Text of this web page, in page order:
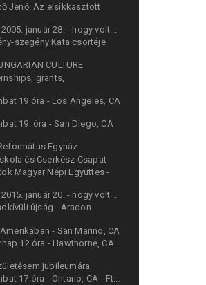
Jenő: Az elsikkasztott
január 28. - hogy volt...
szegény Kata csörtéje
CULTURE
grants,
19 óra - Los Angeles, CA
19. óra - San Diego, CA
Egyház
és Cserkész Csapat
Magyar Népi Együttes -
január 20. - hogy volt...
újság - Aradon
- San Marino, CA
12 óra - Hawthorne, CA
jubileumára
17 óra - Ontario, CA - Ft...